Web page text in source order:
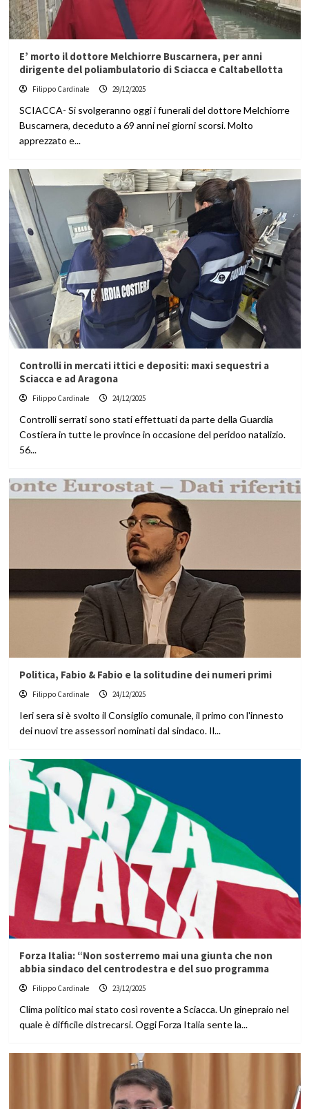
E’ morto il dottore Melchiorre Buscarnera, per anni
dirigente del poliambulatorio di Sciacca e Caltabellotta
Filippo Cardinale 29/12/2025
SCIACCA- Si svolgeranno oggi i funerali del dottore Melchiorre
Buscarnera, deceduto a 69 anni nei giorni scorsi. Molto
apprezzato e...
Controlli in mercati ittici e depositi: maxi sequestri a
Sciacca e ad Aragona
Filippo Cardinale 24/12/2025
Controlli serrati sono stati effettuati da parte della Guardia
Costiera in tutte le province in occasione del peridoo natalizio.
56...
Politica, Fabio & Fabio e la solitudine dei numeri primi
Filippo Cardinale 24/12/2025
Ieri sera si è svolto il Consiglio comunale, il primo con l'innesto
dei nuovi tre assessori nominati dal sindaco. Il...
Forza Italia: “Non sosterremo mai una giunta che non
abbia sindaco del centrodestra e del suo programma
Filippo Cardinale 23/12/2025
Clima politico mai stato così rovente a Sciacca. Un ginepraio nel
quale è difficile distrecarsi. Oggi Forza Italia sente la...